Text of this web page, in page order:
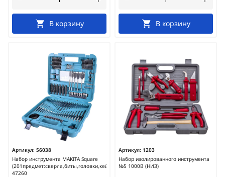
В корзину В корзину
Артикул: 56038
Набор инструмента MAKITA Square
(201предмет:сверла,биты,головки,кейс)/D-
47260
Артикул: 1203
Набор изолированного инструмента
№5 1000В (НИЗ)